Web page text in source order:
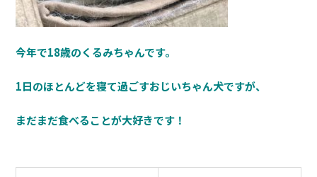
今年で18歳のくるみちゃんです。
1日のほとんどを寝て過ごすおじいちゃん犬ですが、
まだまだ食べることが大好きです！